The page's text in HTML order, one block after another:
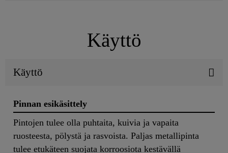
Käyttö
Käyttö
Pinnan esikäsittely
Pintojen tulee olla puhtaita, kuivia ja vapaita
ruosteesta, pölystä ja rasvoista. Paljas metallipinta
tulee etukäteen suojata korroosiota kestävällä